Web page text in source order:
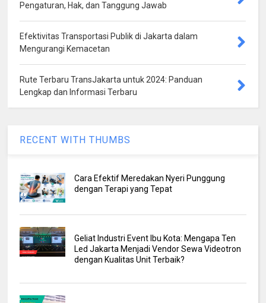
Pengaturan, Hak, dan Tanggung Jawab
Efektivitas Transportasi Publik di Jakarta dalam
Mengurangi Kemacetan
Rute Terbaru TransJakarta untuk 2024: Panduan
Lengkap dan Informasi Terbaru
RECENT WITH THUMBS
Cara Efektif Meredakan Nyeri Punggung
dengan Terapi yang Tepat
Geliat Industri Event Ibu Kota: Mengapa Ten
Led Jakarta Menjadi Vendor Sewa Videotron
dengan Kualitas Unit Terbaik?